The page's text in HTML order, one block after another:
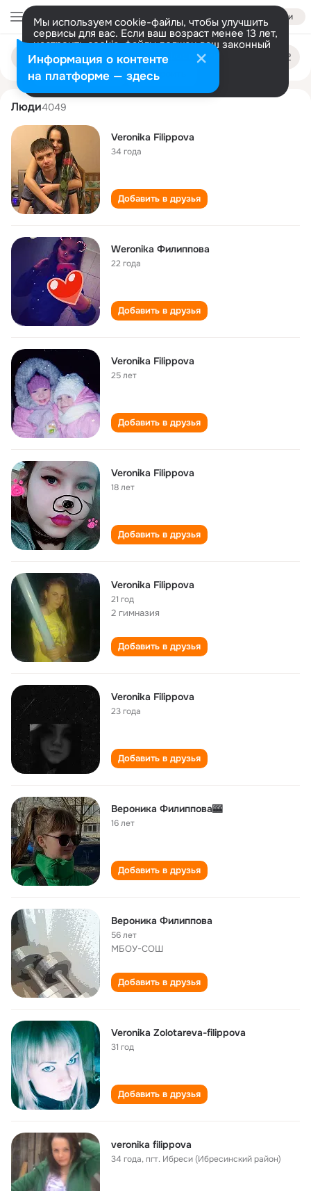
Войти
Мы используем cookie-файлы, чтобы улучшить
сервисы для вас. Если ваш возраст менее 13 лет,
настроить cookie-файлы должен ваш законный
представитель. Больше информации
Разрешить все Настроить
Поиск
людям
veronika filippova
Люди4049
Veronika Filippova
34 года
Добавить в друзья
Weronika Филиппова
22 года
Добавить в друзья
Veronika Filippova
25 лет
Добавить в друзья
Veronika Filippova
18 лет
Добавить в друзья
Veronika Filippova
21 год
2 гимназия
Добавить в друзья
Veronika Filippova
23 года
Добавить в друзья
Вероника Филиппова🎰
16 лет
Добавить в друзья
Вероника Филиппова
56 лет
МБОУ-СОШ
Добавить в друзья
Veronika Zolotareva-filippova
31 год
Добавить в друзья
veronika filippova
34 года,пгт. Ибреси (Ибресинский район)
Информация о контенте
на платформе — здесь